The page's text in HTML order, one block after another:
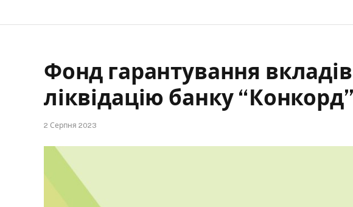
Фонд гарантування
ліквідацію банку “Конкорд”
2 Серпня 2023